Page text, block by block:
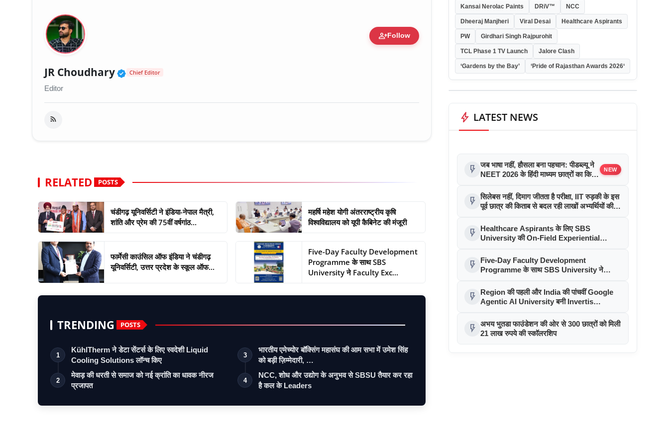
person_addFollow
JR Choudhary Verified Public Figure • 30 Mar, 2026
Chief Editor
Editor
RELATED POSTS
चंडीगढ़ यूनिवर्सिटी ने इंडिया-नेपाल मैत्री,
शांति और प्रेम की 75वीं वर्षगांठ...
महर्षि महेश योगी अंतरराष्ट्रीय कृषि
विश्वविद्यालय को यूपी कैबिनेट की मंजूरी
फार्मेसी काउंसिल ऑफ इंडिया ने चंडीगढ़
यूनिवर्सिटी, उत्तर प्रदेश के स्कूल ऑफ...
Five-Day Faculty Development
Programme के साथ SBS
University ने Faculty Exc...
TRENDING POSTS
1
KühlTherm ने डेटा सेंटर्स के लिए स्वदेशी Liquid
Cooling Solutions लॉन्च किए
2
मेवाड़ की धरती से समाज को नई क्रांति का धावक नीरज
प्रजापत
3
भारतीय एमेच्योर बॉक्सिंग महासंघ की आम सभा में उमेश सिंह
को बड़ी ज़िम्मेदारी, …
4
NCC, शोध और उद्योग के अनुभव से SBSU तैयार कर रहा
है कल के Leaders
Kansai Nerolac Paints DRiV™ NCC
Dheeraj Manjheri Viral Desai Healthcare Aspirants
PW Girdhari Singh Rajpurohit
TCL Phase 1 TV Launch Jalore Clash
‘Gardens by the Bay’ ‘Pride of Rajasthan Awards 2026‘
bolt LATEST NEWS
flash_on जब भाषा नहीं, हौसला बना पहचान: पीडब्ल्यू ने
NEET 2026 के हिंदी माध्यम छात्रों का किया
NEW
flash_on सिलेबस नहीं, दिमाग जीतता है परीक्षा, IIT रुड़की के इस
पूर्व छात्र की किताब से बदल रही लाखों अभ्यर्थियों की
flash_on
Healthcare Aspirants के लिए SBS
University की On-Field Experiential
flash_on
Five-Day Faculty Development
Programme के साथ SBS University ने
flash_on
Region की पहली और India की पांचवीं Google
Agentic AI University बनी Invertis
flash_on अभय भुतडा फाउंडेशन की ओर से 300 छात्रों को मिली
21 लाख रुपये की स्कॉलरशिप